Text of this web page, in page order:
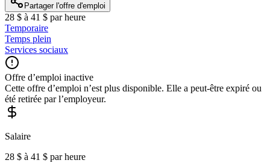
Partager l'offre d'emploi
28 $ à 41 $ par heure
Temporaire
Temps plein
Services sociaux
Offre d’emploi inactive
Cette offre d’emploi n’est plus disponible. Elle a peut-être expiré ou
été retirée par l’employeur.
Salaire
28 $ à 41 $ par heure